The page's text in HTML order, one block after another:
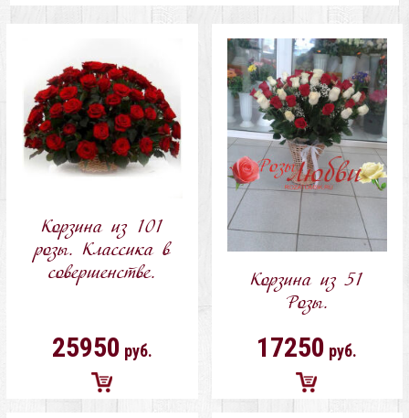
Корзина из 101
розы. Классика в
совершенстве.
25950 руб.
Добавить
Корзина из 51
Розы.
17250 руб.